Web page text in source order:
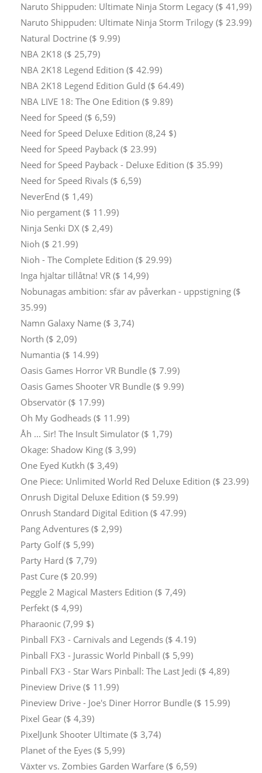
Naruto Shippuden: Ultimate Ninja Storm Legacy ($ 41,99)
Naruto Shippuden: Ultimate Ninja Storm Trilogy ($ 23.99)
Natural Doctrine ($ 9.99)
NBA 2K18 ($ 25,79)
NBA 2K18 Legend Edition ($ 42.99)
NBA 2K18 Legend Edition Guld ($ 64.49)
NBA LIVE 18: The One Edition ($ 9.89)
Need for Speed ​​($ 6,59)
Need for Speed ​​Deluxe Edition (8,24 $)
Need for Speed ​​Payback ($ 23.99)
Need for Speed ​​Payback - Deluxe Edition ($ 35.99)
Need for Speed ​​Rivals ($ 6,59)
NeverEnd ($ 1,49)
Nio pergament ($ 11.99)
Ninja Senki DX ($ 2,49)
Nioh ($ 21.99)
Nioh - The Complete Edition ($ 29.99)
Inga hjältar tillåtna! VR ($ 14,99)
Nobunagas ambition: sfär av påverkan - uppstigning ($
35.99)
Namn Galaxy Name ($ 3,74)
North ($ 2,09)
Numantia ($ 14.99)
Oasis Games Horror VR Bundle ($ 7.99)
Oasis Games Shooter VR Bundle ($ 9.99)
Observatör ($ 17.99)
Oh My Godheads ($ 11.99)
Åh ... Sir! The Insult Simulator ($ 1,79)
Okage: Shadow King ($ 3,99)
One Eyed Kutkh ($ 3,49)
One Piece: Unlimited World Red Deluxe Edition ($ 23.99)
Onrush Digital Deluxe Edition ($ 59.99)
Onrush Standard Digital Edition ($ 47.99)
Pang Adventures ($ 2,99)
Party Golf ($ 5,99)
Party Hard ($ 7,79)
Past Cure ($ 20.99)
Peggle 2 Magical Masters Edition ($ 7,49)
Perfekt ($ 4,99)
Pharaonic (7,99 $)
Pinball FX3 - Carnivals and Legends ($ 4.19)
Pinball FX3 - Jurassic World Pinball ($ 5,99)
Pinball FX3 - Star Wars Pinball: The Last Jedi ($ 4,89)
Pineview Drive ($ 11.99)
Pineview Drive - Joe's Diner Horror Bundle ($ 15.99)
Pixel Gear ($ 4,39)
PixelJunk Shooter Ultimate ($ 3,74)
Planet of the Eyes ($ 5,99)
Växter vs. Zombies Garden Warfare ($ 6,59)